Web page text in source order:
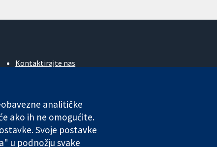
Kontaktirajte nas
Poslovi
Cochrane Library
analitičke
ako ih ne omogućite.
Svoje postavke
u podnožju svake